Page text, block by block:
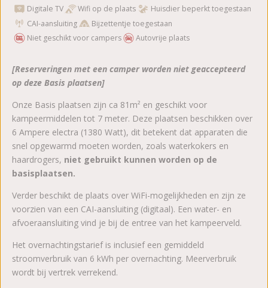
Digitale TV
Wifi op de plaats
Huisdier beperkt toegestaan
CAI-aansluiting
Bijzettentje toegestaan
Niet geschikt voor campers
Autovrije plaats
[Reserveringen met een camper worden niet geaccepteerd
op deze Basis plaatsen]
Onze Basis plaatsen zijn ca 81m² en geschikt voor
kampeermiddelen tot 7 meter. Deze plaatsen beschikken over
6 Ampere electra (1380 Watt), dit betekent dat apparaten die
snel opgewarmd moeten worden, zoals waterkokers en
haardrogers, niet gebruikt kunnen worden op de
basisplaatsen.
Verder beschikt de plaats over WiFi-mogelijkheden en zijn ze
voorzien van een CAI-aansluiting (digitaal). Een water- en
afvoeraansluiting vind je bij de entree van het kampeerveld.
Het overnachtingstarief is inclusief een gemiddeld
stroomverbruik van 6 kWh per overnachting. Meerverbruik
wordt bij vertrek verrekend.